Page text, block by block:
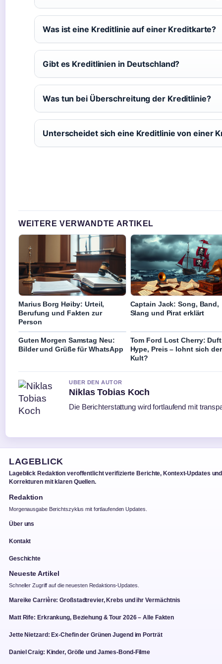
Was ist eine Kreditlinie auf einer Kreditkarte?
Gibt es Kreditlinien in Deutschland?
Was tun bei Überschreitung der Kreditlinie?
Unterscheidet sich eine Kreditlinie von einer
WEITERE VERWANDTE ARTIKEL
Marius Borg Høiby: Urteil,
Berufung und Fakten zur
Person
Captain Jack: Song, Band,
Slang und Pirat erklärt
Guten Morgen Samstag Neu:
Bilder und Grüße für WhatsApp
Tom Ford Lost Cherry:
Hype, Preis – lohnt sich der
Kult?
UBER DEN AUTOR
Niklas Tobias Koch
Die Berichterstattung wird fortlaufend mit
LAGEBLICK
Lageblick Redaktion veroffentlicht verifizierte Berichte, Kontext-Updates und
Korrekturen mit klaren Quellen.
Redaktion
Morgenausgabe Berichtszyklus mit fortlaufenden Updates.
Über uns
Kontakt
Geschichte
Neueste Artikel
Schneller Zugriff auf die neuesten Redaktions-Updates.
Mareike Carrière: Großstadtrevier, Krebs und ihr Vermächtnis
Matt Rife: Erkrankung, Beziehung & Tour 2026 – Alle Fakten
Jette Nietzard: Ex-Chefin der Grünen Jugend im Porträt
Daniel Craig: Kinder, Größe und James-Bond-Filme